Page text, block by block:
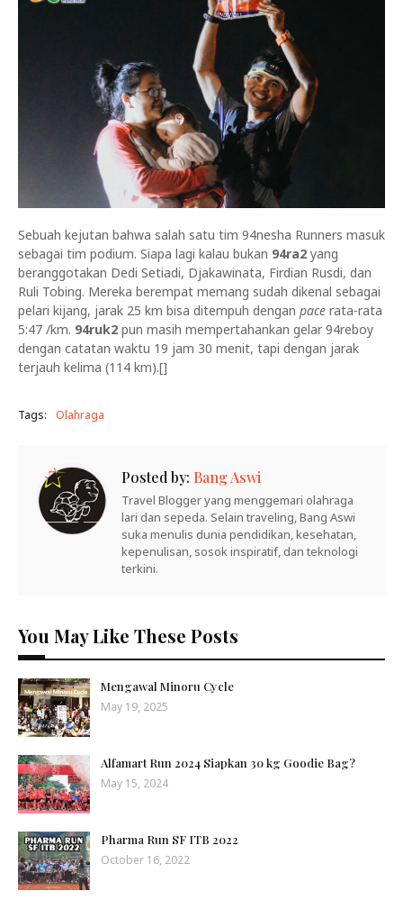
Sebuah kejutan bahwa salah satu tim 94nesha Runners masuk
sebagai tim podium. Siapa lagi kalau bukan 94ra2 yang
beranggotakan Dedi Setiadi, Djakawinata, Firdian Rusdi, dan
Ruli Tobing. Mereka berempat memang sudah dikenal sebagai
pelari kijang, jarak 25 km bisa ditempuh dengan pace rata-rata
5:47 /km. 94ruk2 pun masih mempertahankan gelar 94reboy
dengan catatan waktu 19 jam 30 menit, tapi dengan jarak
terjauh kelima (114 km).[]
Tags: Olahraga
Posted by: Bang Aswi
Travel Blogger yang menggemari olahraga
lari dan sepeda. Selain traveling, Bang Aswi
suka menulis dunia pendidikan, kesehatan,
kepenulisan, sosok inspiratif, dan teknologi
terkini.
You May Like These Posts
Mengawal Minoru Cycle
May 19, 2025
Alfamart Run 2024 Siapkan 30 kg Goodie Bag?
May 15, 2024
Pharma Run SF ITB 2022
October 16, 2022